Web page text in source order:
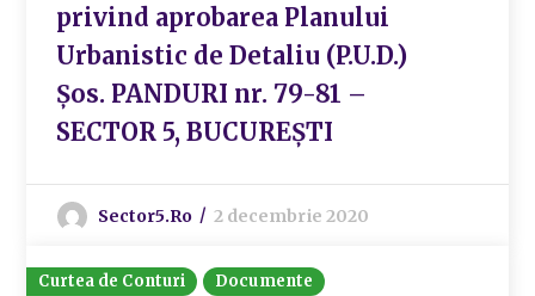
privind aprobarea Planului
Urbanistic de Detaliu (P.U.D.)
Șos. PANDURI nr. 79-81 –
SECTOR 5, BUCUREȘTI
Sector5.ro 2 decembrie 2020
Curtea de Conturi
Documente